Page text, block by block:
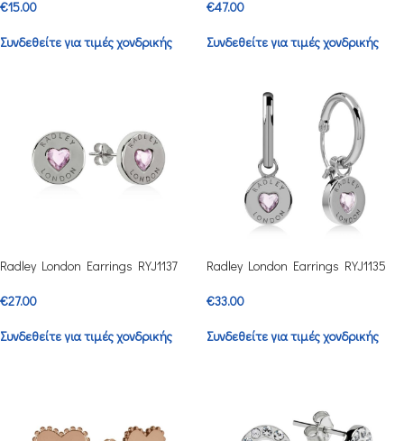
€15.00
Συνδεθείτε για τιμές χονδρικής
€47.00
Συνδεθείτε για τιμές χονδρικής
Radley London Earrings RYJ1137
€27.00
Συνδεθείτε για τιμές χονδρικής
Radley London Earrings RYJ1135
€33.00
Συνδεθείτε για τιμές χονδρικής